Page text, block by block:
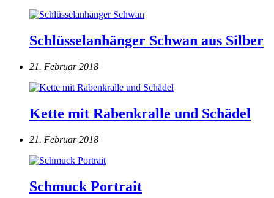
Schlüsselanhänger Schwan aus Silber
21. Februar 2018
Kette mit Rabenkralle und Schädel
21. Februar 2018
Schmuck Portrait